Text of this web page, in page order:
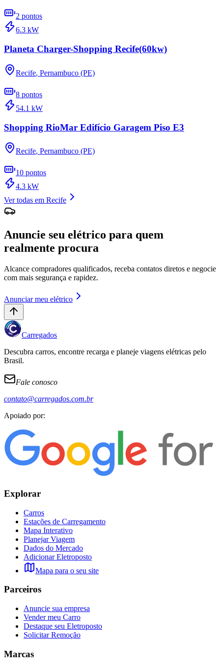
2 pontos
6.3 kW
Planeta Charger-Shopping Recife(60kw)
Recife, Pernambuco (PE)
8 pontos
54.1 kW
Shopping RioMar Edifício Garagem Piso E3
Recife, Pernambuco (PE)
10 pontos
4.3 kW
Ver todas em Recife
Anuncie seu elétrico para quem
realmente procura
Alcance compradores qualificados, receba contatos diretos e negocie
com mais segurança e rapidez.
Anunciar meu elétrico
Carregados
Descubra carros, encontre recarga e planeje viagens elétricas pelo
Brasil.
Fale conosco
contato@carregados.com.br
Apoiado por:
Explorar
Carros
Estações de Carregamento
Mapa Interativo
Planejar Viagem
Dados do Mercado
Adicionar Eletroposto
Mapa para o seu site
Parceiros
Anuncie sua empresa
Vender meu Carro
Destaque seu Eletroposto
Solicitar Remoção
Marcas